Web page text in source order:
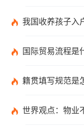
我国收养孩子入户条件有哪些规
国际贸易流程是什么？国
籍贯填写规范是怎样的？籍
世界观点：物业不让进车报警